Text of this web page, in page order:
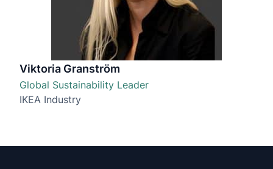
Viktoria Granström
Global Sustainability Leader
IKEA Industry